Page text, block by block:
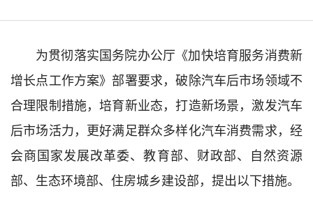
为贯彻落实国务院办公厅《加快培育服务消费新
增长点工作方案》部署要求，破除汽车后市场领域不
合理限制措施，培育新业态，打造新场景，激发汽车
后市场活力，更好满足群众多样化汽车消费需求，经
会商国家发展改革委、教育部、财政部、自然资源
部、生态环境部、住房城乡建设部，提出以下措施。